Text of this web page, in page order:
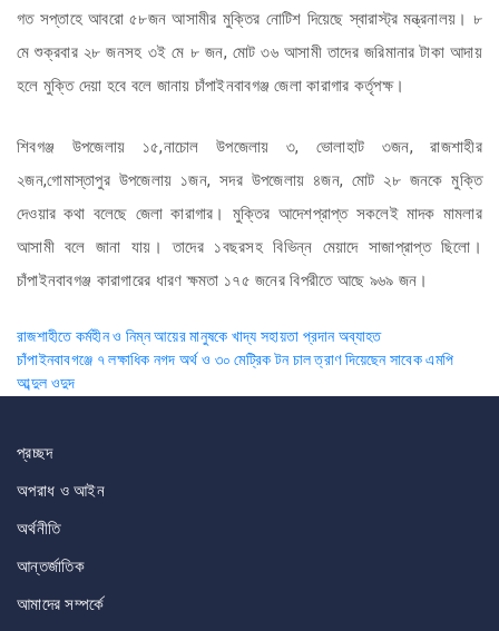
গত সপ্তাহে আবরো ৫৮জন আসামীর মুক্তির নোটিশ দিয়েছে স্বারাস্ট্র মন্ত্রনালয়। ৮
মে শুক্রবার ২৮ জনসহ ৩ই মে ৮ জন, মোট ৩৬ আসামী তাদের জরিমানার টাকা আদায়
হলে মুক্তি দেয়া হবে বলে জানায় চাঁপাইনবাবগঞ্জ জেলা কারাগার কর্তৃপক্ষ।
শিবগঞ্জ উপজেলায় ১৫,নাচোল উপজেলায় ৩, ভোলাহাট ৩জন, রাজশাহীর
২জন,গোমাস্তাপুর উপজেলায় ১জন, সদর উপজেলায় ৪জন, মোট ২৮ জনকে মুক্তি
দেওয়ার কথা বলেছে জেলা কারাগার। মুক্তির আদেশপ্রাপ্ত সকলেই মাদক মামলার
আসামী বলে জানা যায়। তাদের ১বছরসহ বিভিন্ন মেয়াদে সাজাপ্রাপ্ত ছিলো।
চাঁপাইনবাবগঞ্জ কারাগারের ধারণ ক্ষমতা ১৭৫ জনের বিপরীতে আছে ৯৬৯ জন।
Post
navigation
রাজশাহীতে কর্মহীন ও নিম্ন আয়ের মানুষকে খাদ্য সহায়তা প্রদান অব্যাহত
চাঁপাইনবাবগঞ্জে ৭ লক্ষাধিক নগদ অর্থ ও ৩০ মেট্রিক টন চাল ত্রাণ দিয়েছেন সাবেক এমপি
আব্দুল ওদুদ
প্রচ্ছদ
অপরাধ ও আইন
অর্থনীতি
আন্তর্জাতিক
আমাদের সম্পর্কে